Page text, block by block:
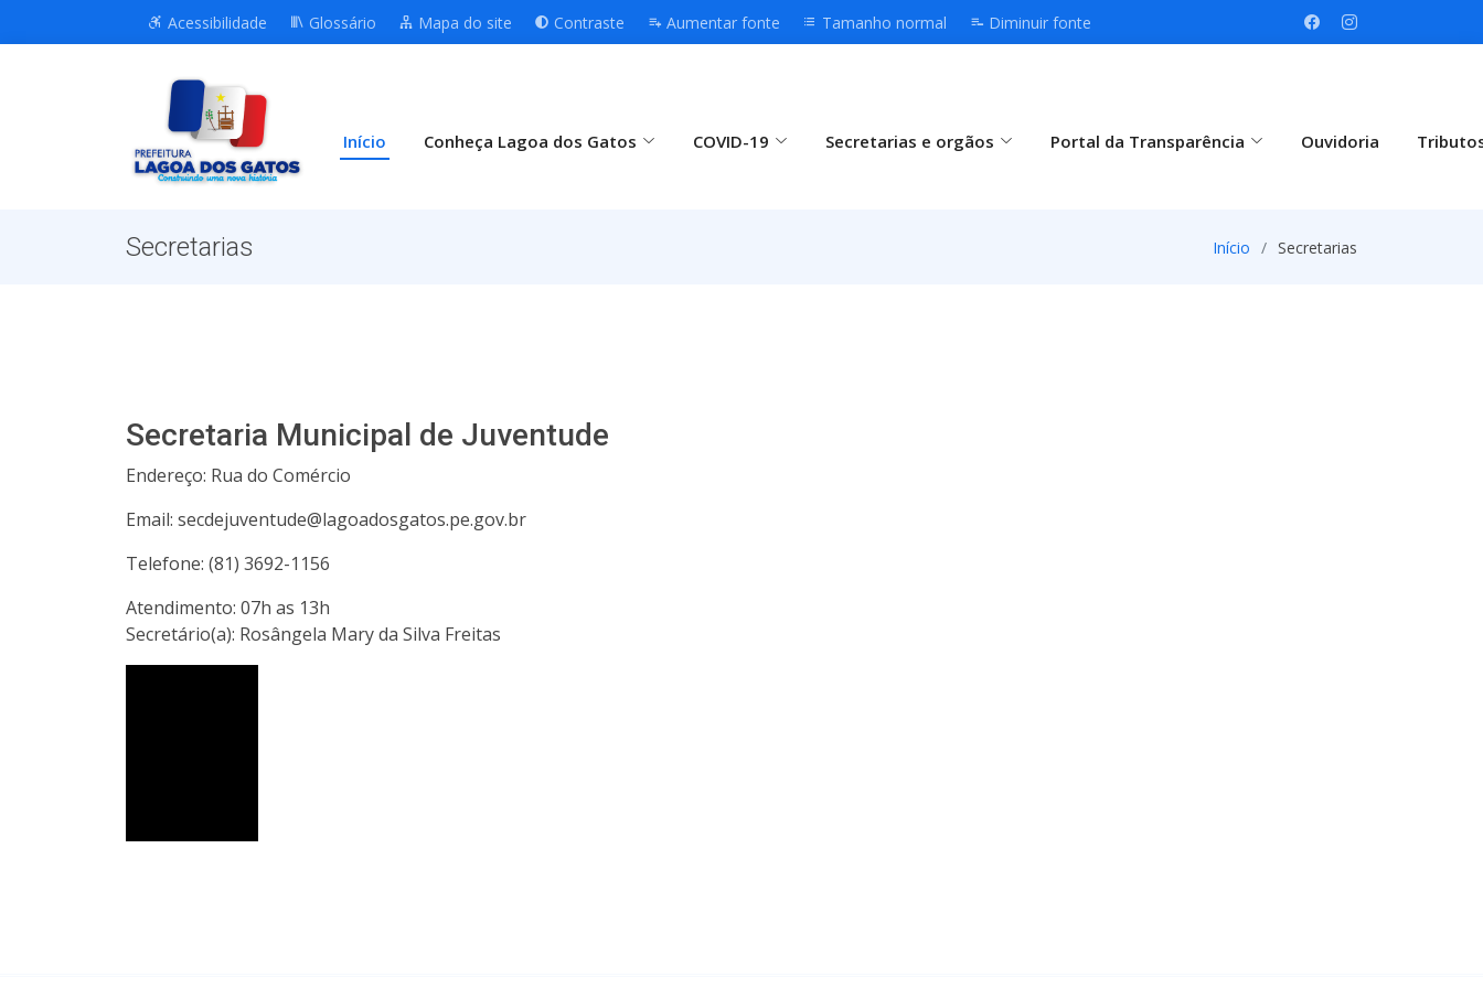
Acessibilidade Glossário Mapa do site Contraste Aumentar fonte Tamanho normal Diminuir fonte
Início Conheça Lagoa dos Gatos COVID-19 Secretarias e orgãos Portal da Transparência Ouvidoria
Secretarias Início Secretarias
Secretaria Municipal de Juventude
Endereço: Rua do Comércio
Email: secdejuventude@lagoadosgatos.pe.gov.br
Telefone: (81) 3692-1156
Atendimento: 07h as 13h
Secretário(a): Rosângela Mary da Silva Freitas